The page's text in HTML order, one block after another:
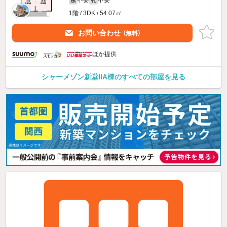
1階 / 3DK / 54.07㎡
お問い合わせ （無料）
ほか提供
シャーメゾン新堂IIA棟のすべての部屋を見る